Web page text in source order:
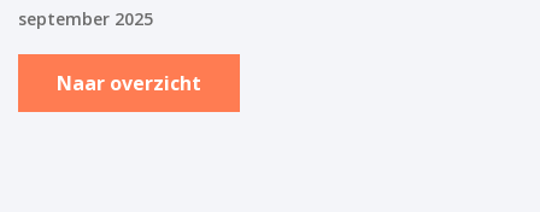
september 2025
Naar overzicht